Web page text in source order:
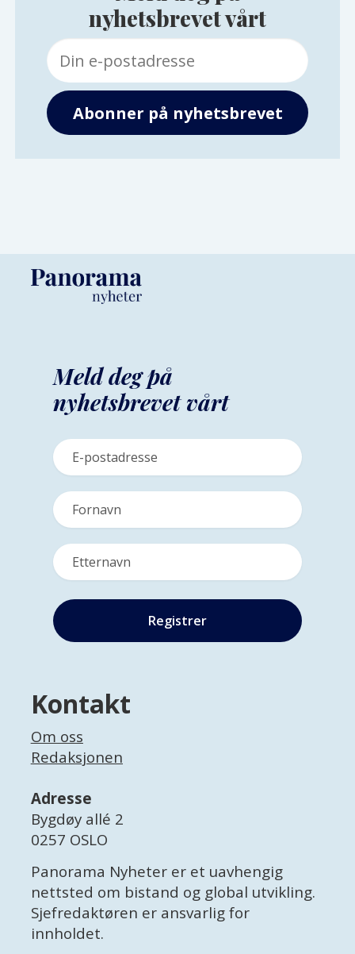
nyhetsbrevet vårt
Meld deg på
nyhetsbrevet vårt
Kontakt
Om oss
Redaksjonen
Adresse
Bygdøy allé 2
0257 OSLO
Panorama Nyheter er et uavhengig
nettsted om bistand og global utvikling.
Sjefredaktøren er ansvarlig for
innholdet.